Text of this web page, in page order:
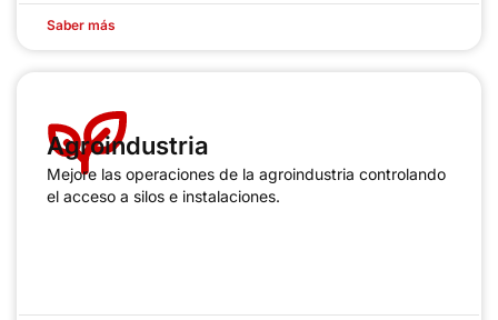
Saber más
Agroindustria
Mejore las operaciones de la agroindustria controlando
el acceso a silos e instalaciones.